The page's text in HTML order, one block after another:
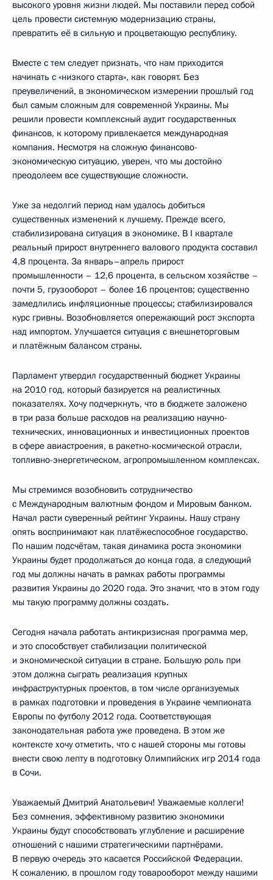
высокого уровня жизни людей. Мы поставили перед собой
цель провести системную модернизацию страны,
превратить её в сильную и процветающую республику.
Вместе с тем следует признать, что нам приходится
начинать с «низкого старта», как говорят. Без
преувеличений, в экономическом измерении прошлый год
был самым сложным для современной Украины. Мы
решили провести комплексный аудит государственных
финансов, к которому привлекается международная
компания. Несмотря на сложную финансово-
экономическую ситуацию, уверен, что мы достойно
преодолеем все существующие сложности.
Уже за недолгий период нам удалось добиться
существенных изменений к лучшему. Прежде всего,
стабилизирована ситуация в экономике. В I квартале
реальный прирост внутреннего валового продукта составил
4,8 процента. За январь–апрель прирост
промышленности – 12,6 процента, в сельском хозяйстве –
почти 5, грузооборот – более 16 процентов; существенно
замедлились инфляционные процессы; стабилизировался
курс гривны. Возобновляется опережающий рост экспорта
над импортом. Улучшается ситуация с внешнеторговым
и платёжным балансом страны.
Парламент утвердил государственный бюджет Украины
на 2010 год, который базируется на реалистичных
показателях. Хочу подчеркнуть, что в бюджете заложено
в три раза больше расходов на реализацию научно-
технических, инновационных и инвестиционных проектов
в сфере авиастроения, в ракетно-космической отрасли,
топливно-энергетическом, агропромышленном комплексах.
Мы стремимся возобновить сотрудничество
с Международным валютным фондом и Мировым банком.
Начал расти суверенный рейтинг Украины. Нашу страну
опять воспринимают как платёжеспособное государство.
По нашим подсчётам, такая динамика роста экономики
Украины будет продолжаться до конца года, а следующий
год мы должны начать в рамках работы программы
развития Украины до 2020 года. Это значит, что в этом году
мы такую программу должны создать.
Сегодня начала работать антикризисная программа мер,
и это способствует стабилизации политической
и экономической ситуации в стране. Большую роль при
этом должна сыграть реализация крупных
инфраструктурных проектов, в том числе организуемых
в рамках подготовки и проведения в Украине чемпионата
Европы по футболу 2012 года. Соответствующая
законодательная работа уже проведена. В этом же
контексте хочу отметить, что с нашей стороны мы готовы
внести свою лепту в подготовку Олимпийских игр 2014 года
в Сочи.
Уважаемый Дмитрий Анатольевич! Уважаемые коллеги!
Без сомнения, эффективному развитию экономики
Украины будут способствовать углубление и расширение
отношений с нашими стратегическими партнёрами.
В первую очередь это касается Российской Федерации.
К сожалению, в прошлом году товарооборот между нашими